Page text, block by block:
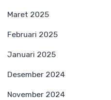
Maret 2025
Februari 2025
Januari 2025
Desember 2024
November 2024